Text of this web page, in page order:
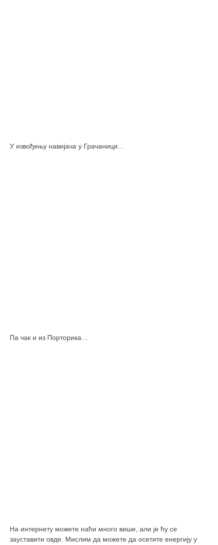
У извођењу навијача у Грачаници…
Па чак и из Порторика…
На интернету можете наћи много више, али је ћу се
зауставити овде. Мислим да можете да осетите енергију у